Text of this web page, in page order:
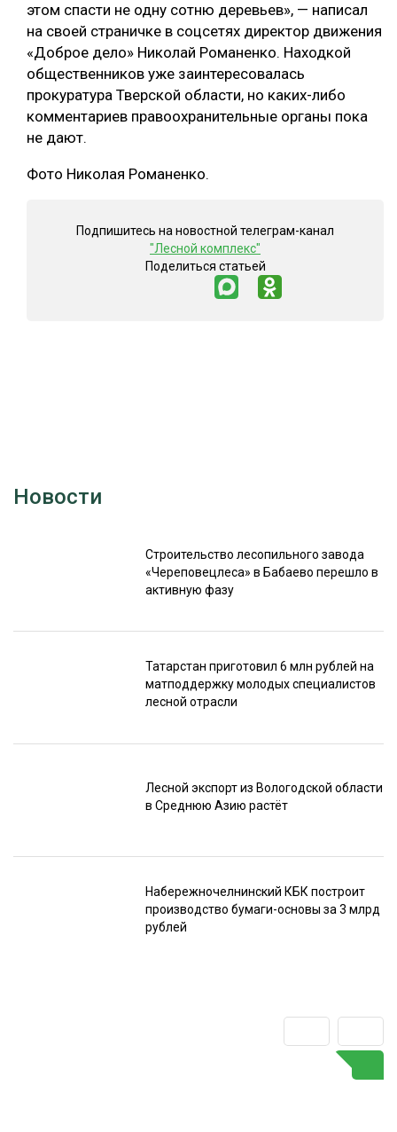
КОМПЛЕКСНАЯ ПЕРЕРАБОТКА
ЛЕСОПИЛЕНИЕ
ДЕРЕВЯННОЕ ДОМОСТРОЕНИЕ
БЕЗОПАСНОЕ ПРОИЗВОДСТВО
СОРТИРОВКА ДРЕВЕСИНЫ
СУШКА ДРЕВЕСИНЫ
этом спасти не одну сотню деревьев», — написал
на своей страничке в соцсетях директор движения
«Доброе дело» Николай Романенко. Находкой
общественников уже заинтересовалась
прокуратура Тверской области, но каких-либо
комментариев правоохранительные органы пока
не дают.
Фото Николая Романенко.
Подпишитесь на новостной телеграм-канал
"Лесной комплекс"
Поделиться статьей
Новости
Строительство лесопильного завода
«Череповецлеса» в Бабаево перешло в
активную фазу
Татарстан приготовил 6 млн рублей на
матподдержку молодых специалистов
лесной отрасли
Лесной экспорт из Вологодской области
в Среднюю Азию растёт
Набережночелнинский КБК построит
производство бумаги-основы за 3 млрд
рублей